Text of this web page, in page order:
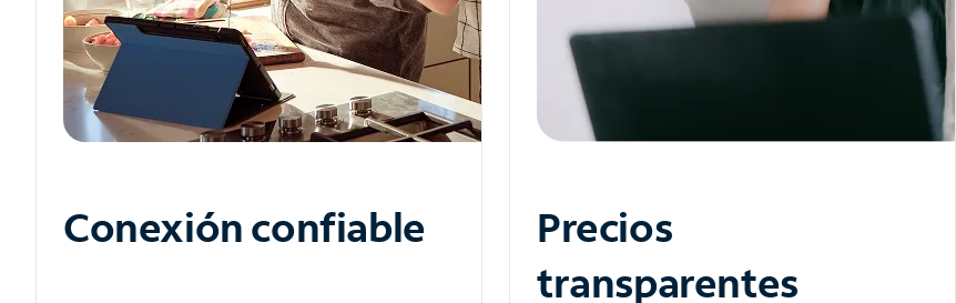
Conexión confiable
Precios
transparentes